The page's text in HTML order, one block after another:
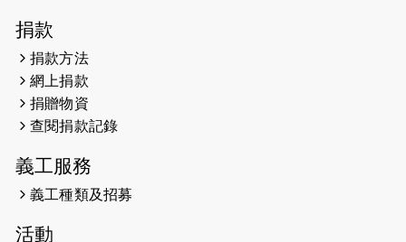
2026-04-30
2026-04-25
2026-04-24
2026-04-23
2026-04-19
捐款
捐款方法
網上捐款
捐贈物資
查閱捐款記錄
義工服務
義工種類及招募
活動